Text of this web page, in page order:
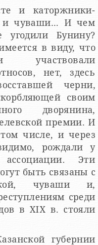
и каторжники-
и чуваши... И чем
Бунину?
в виду, что
участвовали
нет, здесь
черни,
своим
дворянина,
премии. И
числе, и через
рождали у
Эти
быть связаны с
чуваши и,
среди
в XIX в. стояли
губернии